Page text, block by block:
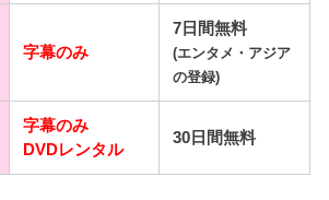
字幕のみ
7日間無料
(エンタメ・アジア
の登録)
字幕のみ
DVDレンタル
30日間無料